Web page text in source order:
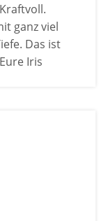
ganz viel
Das ist
Iris